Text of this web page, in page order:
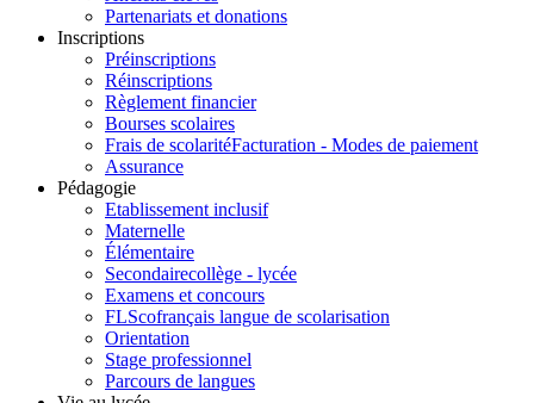
Partenariats et donations
Inscriptions
Préinscriptions
Réinscriptions
Règlement financier
Bourses scolaires
Frais de scolaritéFacturation - Modes de paiement
Assurance
Pédagogie
Etablissement inclusif
Maternelle
Élémentaire
Secondairecollège - lycée
Examens et concours
FLScofrançais langue de scolarisation
Orientation
Stage professionnel
Parcours de langues